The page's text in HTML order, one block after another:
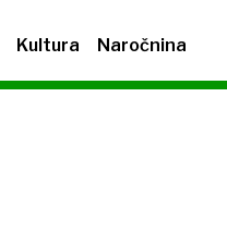
Kultura Naročnina